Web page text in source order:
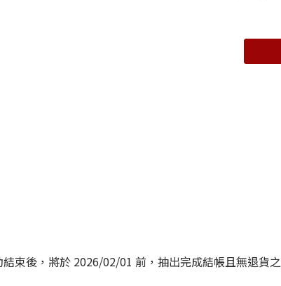
結束後，將於 2026/02/01 前，抽出完成結帳且無退貨